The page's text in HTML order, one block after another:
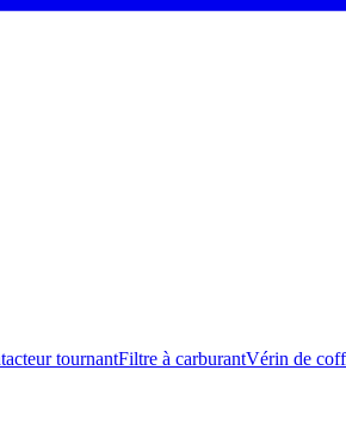
tournantFiltre à carburantVérin de